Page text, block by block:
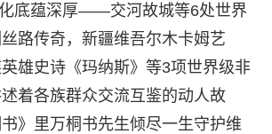
底蕴深厚——交河故城等6处世界
路传奇，新疆维吾尔木卡姆艺
雄史诗《玛纳斯》等3项世界级非
着各族群众交流互鉴的动人故
》里万桐书先生倾尽一生守护维